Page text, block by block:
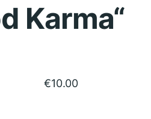
Karma“
€10.00